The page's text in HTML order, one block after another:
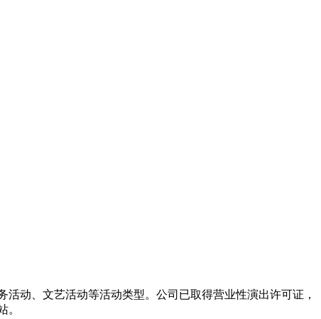
动、文艺活动等活动类型。公司已取得营业性演出许可证，
。